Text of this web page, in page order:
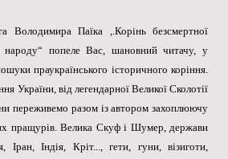
Володимира Паїка ,.Корінь безсмертної
народу“ попеле Вас, шановний читачу, у
праукраїнського історичного коріння.
України, від легендарної Великої Сколотії
переживемо разом із автором захоплюючу
пращурів. Велика Скуф і Шумер, держави
Іран, Індія, Кріт..., гети, гуни, візиготи,